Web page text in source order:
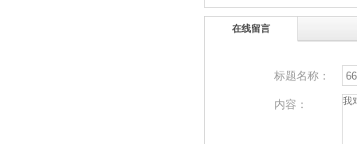
在线留言
标题名称：
内容：